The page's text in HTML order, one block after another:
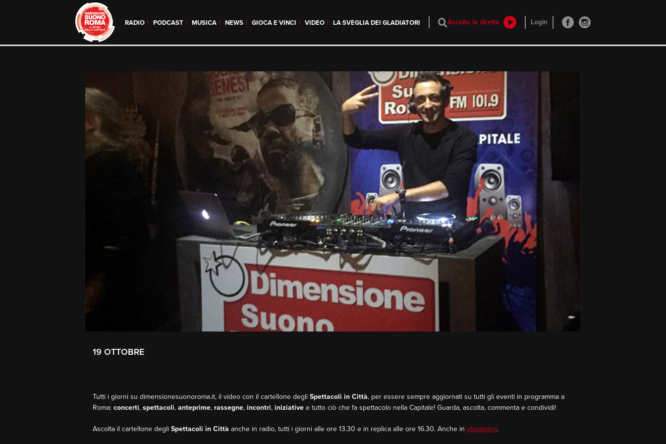
RADIO PODCAST MUSICA NEWS GIOCA E VINCI VIDEO LA SVEGLIA DEI GLADIATORI Ascolta la diretta Login
19 OTTOBRE
Tutti i giorni su dimensionesuonoroma.it, il video con il cartellone degli Spettacoli in Città, per essere sempre aggiornati su tutti gli eventi in programma a
Roma: concerti, spettacoli, anteprime, rassegne, incontri, iniziative e tutto ciò che fa spettacolo nella Capitale! Guarda, ascolta, commenta e condividi!
Ascolta il cartellone degli Spettacoli in Città anche in radio, tutti i giorni alle ore 13.30 e in replica alle ore 16.30. Anche in streaming.